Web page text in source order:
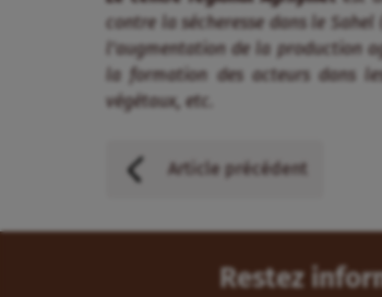
contre la sécheresse dans le
l’augmentation de la production
la formation des acteurs dans
végétaux, etc.
Article précédent
Restez